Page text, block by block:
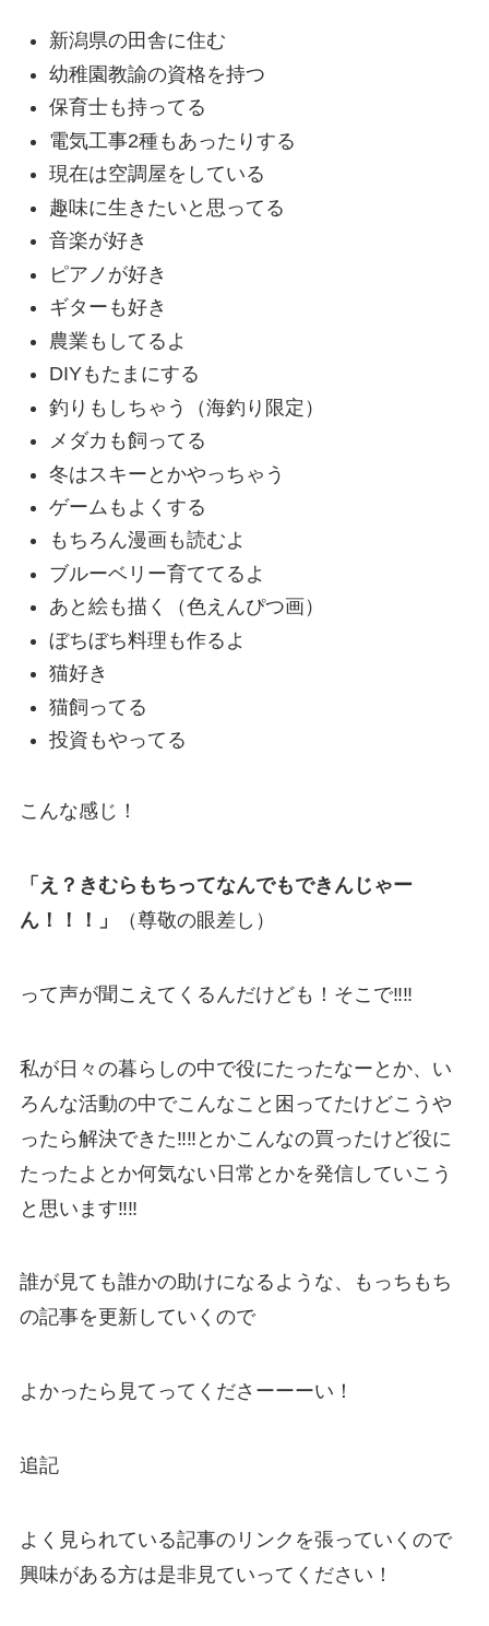
新潟県の田舎に住む
幼稚園教諭の資格を持つ
保育士も持ってる
電気工事2種もあったりする
現在は空調屋をしている
趣味に生きたいと思ってる
音楽が好き
ピアノが好き
ギターも好き
農業もしてるよ
DIYもたまにする
釣りもしちゃう（海釣り限定）
メダカも飼ってる
冬はスキーとかやっちゃう
ゲームもよくする
もちろん漫画も読むよ
ブルーベリー育ててるよ
あと絵も描く（色えんぴつ画）
ぼちぼち料理も作るよ
猫好き
猫飼ってる
投資もやってる
こんな感じ！
「え？きむらもちってなんでもできんじゃー
ん！！！」
（尊敬の眼差し）
って声が聞こえてくるんだけども！ そこで‼‼
私が日々の暮らしの中で役にたったなーとか、い
ろんな活動の中でこんなこと困ってたけどこうや
ったら解決できた‼‼とかこんなの買ったけど役に
たったよとか何気ない日常とかを発信していこう
と思います‼‼
誰が見ても誰かの助けになるような、もっちもち
の記事を更新していくので
よかったら見てってくださーーーい！
追記
よく見られている記事のリンクを張っていくので
興味がある方は是非見ていってください！